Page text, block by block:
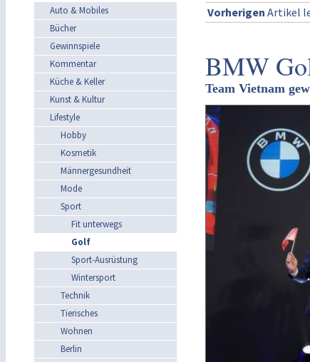
Auto & Mobiles
Bücher
Gewinnspiele
Kommentar
Küche & Keller
Kunst & Kultur
Lifestyle
Hobby
Kosmetik
Männergesundheit
Mode
Sport
Fit unterwegs
Golf
Sport-Ausrüstung
Wintersport
Technik
Tierisches
Wohnen
Berlin
Vorherigen Artikel
BMW
Team Vietnam